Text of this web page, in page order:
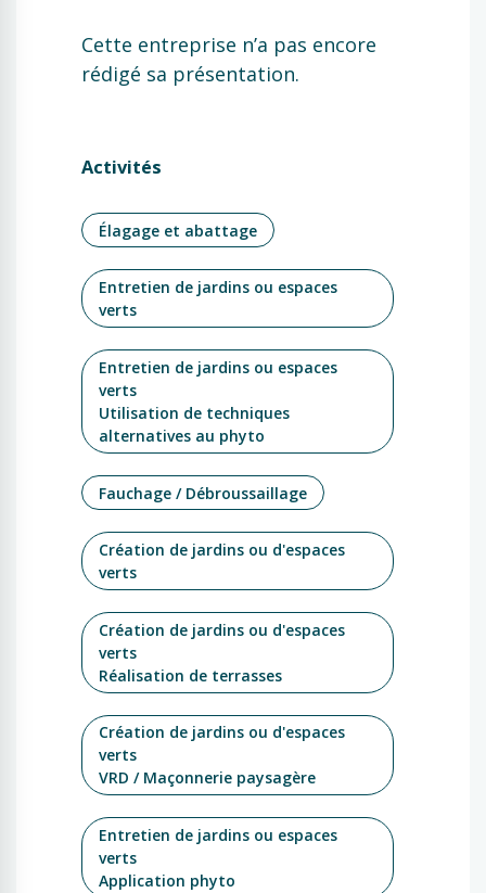
Cette entreprise n’a pas encore
rédigé sa présentation.
Activités
Élagage et abattage
Entretien de jardins ou espaces
verts
Entretien de jardins ou espaces
verts
Utilisation de techniques
alternatives au phyto
Fauchage / Débroussaillage
Création de jardins ou d'espaces
verts
Création de jardins ou d'espaces
verts
Réalisation de terrasses
Création de jardins ou d'espaces
verts
VRD / Maçonnerie paysagère
Entretien de jardins ou espaces
verts
Application phyto